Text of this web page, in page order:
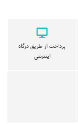
پرداخت از طریق درگاه
اینترنتی